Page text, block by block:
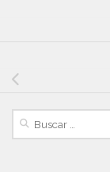
Buscar: